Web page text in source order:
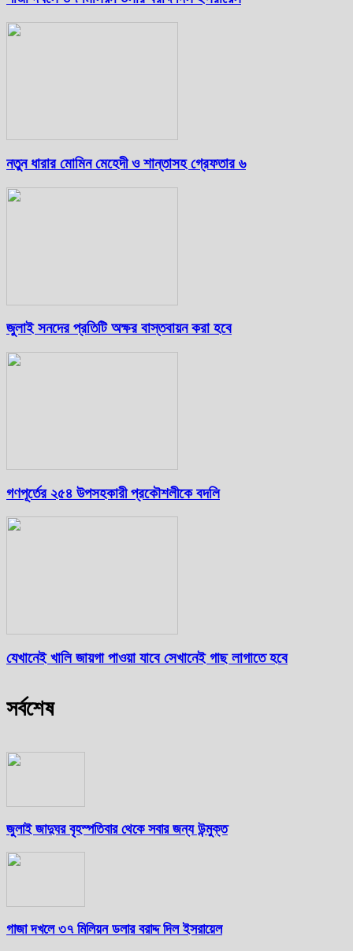
নতুন ধারার মোমিন মেহেদী ও শান্তাসহ গ্রেফতার ৬
জুলাই সনদের প্রতিটি অক্ষর বাস্তবায়ন করা হবে
গণপূর্তের ২৫৪ উপসহকারী প্রকৌশলীকে বদলি
যেখানেই খালি জায়গা পাওয়া যাবে সেখানেই গাছ লাগাতে হবে
সর্বশেষ
জুলাই জাদুঘর বৃহস্পতিবার থেকে সবার জন্য উন্মুক্ত
গাজা দখলে ৩৭ মিলিয়ন ডলার বরাদ্দ দিল ইসরায়েল